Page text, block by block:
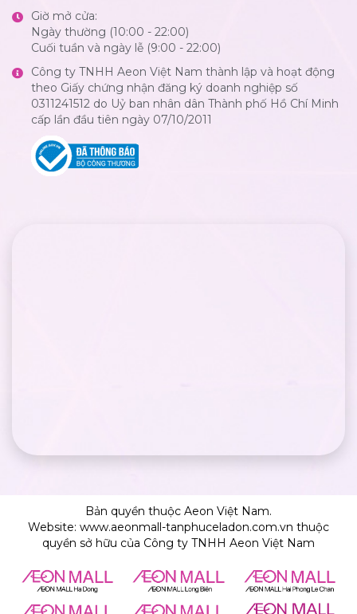
Giờ mở cửa:
Ngày thường (10:00 - 22:00)
Cuối tuần và ngày lễ (9:00 - 22:00)
Công ty TNHH Aeon Việt Nam thành lập và hoạt động
theo Giấy chứng nhận đăng ký doanh nghiệp số
0311241512 do Uỷ ban nhân dân Thành phố Hồ Chí Minh
cấp lần đầu tiên ngày 07/10/2011
Bản quyền thuộc Aeon Việt Nam.
Website: www.aeonmall-tanphuceladon.com.vn thuộc
quyền sở hữu của Công ty TNHH Aeon Việt Nam